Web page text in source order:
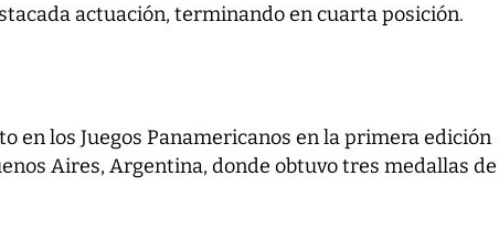
actuación, terminando en cuarta posición.
en los Juegos Panamericanos en la primera edición
Aires, Argentina, donde obtuvo tres medallas de